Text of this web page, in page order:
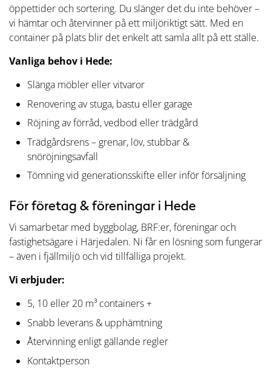
öppettider och sortering. Du slänger det du inte behöver –
vi hämtar och återvinner på ett miljöriktigt sätt. Med en
container på plats blir det enkelt att samla allt på ett ställe.
Vanliga behov i Hede:
Slänga möbler eller vitvaror
Renovering av stuga, bastu eller garage
Röjning av förråd, vedbod eller trädgård
Trädgårdsrens – grenar, löv, stubbar &
snöröjningsavfall
Tömning vid generationsskifte eller inför försäljning
För företag & föreningar i Hede
Vi samarbetar med byggbolag, BRF:er, föreningar och
fastighetsägare i Härjedalen. Ni får en lösning som fungerar
– även i fjällmiljö och vid tillfälliga projekt.
Vi erbjuder:
5, 10 eller 20 m³ containers +
Snabb leverans & upphämtning
Återvinning enligt gällande regler
Kontaktperson